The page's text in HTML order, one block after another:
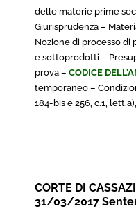
delle materie prime
Giurisprudenza –
Nozione di processo di
e sottoprodotti –
prova – CODICE
temporaneo –
184-bis e 256, c.1,
CORTE DI
31/03/2017